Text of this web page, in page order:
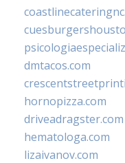
dmtacos.com
hornopizza.com
driveadragster.com
hematologa.com
lizaivanov.com